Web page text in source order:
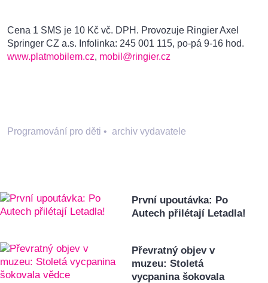
Cena 1 SMS je 10 Kč vč. DPH. Provozuje Ringier Axel
Springer CZ a.s. Infolinka: 245 001 115, po-pá 9-16 hod.
www.platmobilem.cz, mobil@ringier.cz
Programování pro děti • archiv vydavatele
První upoutávka: Po
Autech přilétají Letadla!
Převratný objev v
muzeu: Stoletá
vycpanina šokovala